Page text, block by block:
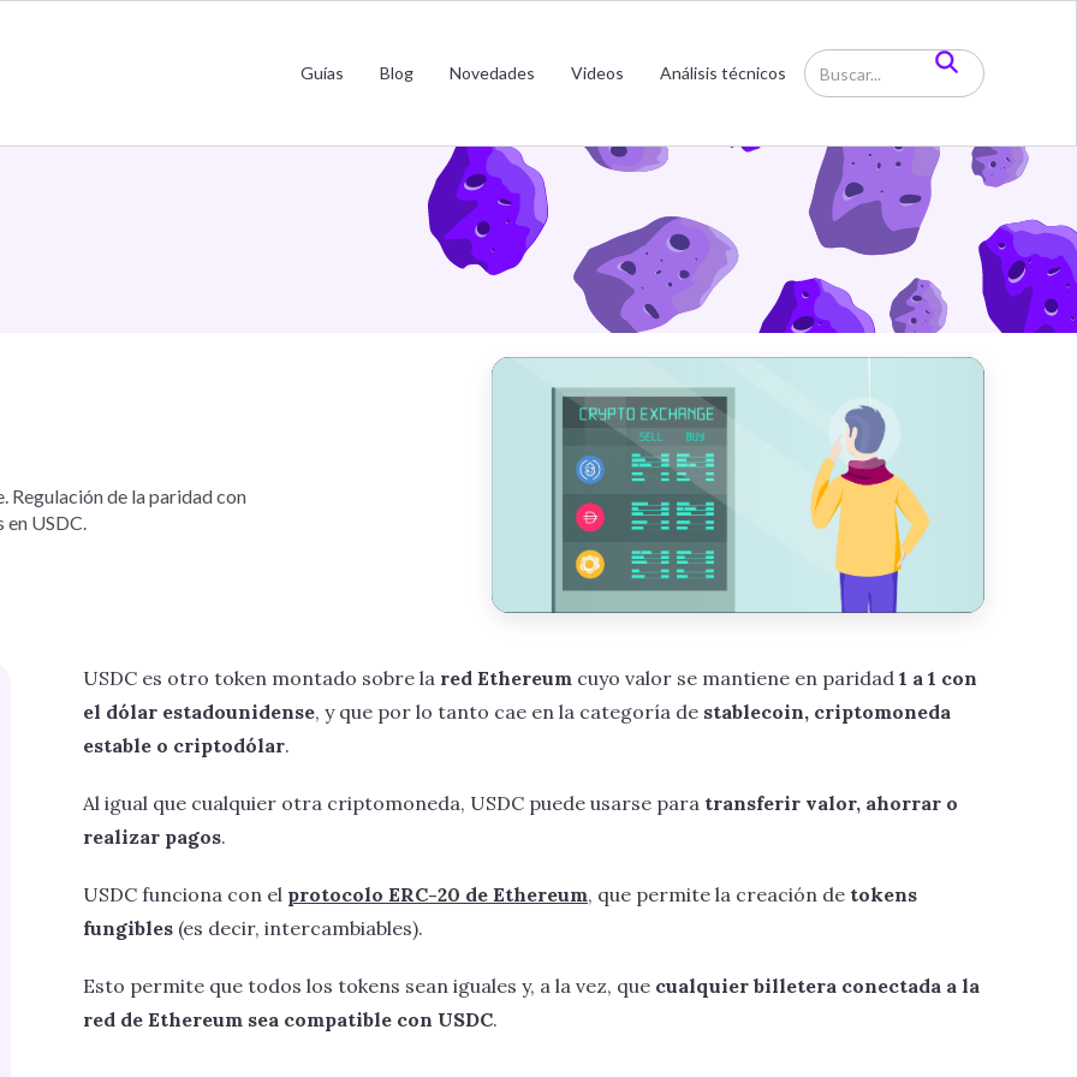
Guías Blog Novedades Videos Análisis técnicos
Regulación de la paridad con
en USDC.
USDC es otro token montado sobre la red Ethereum cuyo valor se mantiene en paridad 1 a 1 con
el dólar estadounidense, y que por lo tanto cae en la categoría de stablecoin, criptomoneda
estable o criptodólar.
Al igual que cualquier otra criptomoneda, USDC puede usarse para transferir valor, ahorrar o
realizar pagos.
USDC funciona con el protocolo ERC-20 de Ethereum, que permite la creación de tokens
fungibles (es decir, intercambiables).
Esto permite que todos los tokens sean iguales y, a la vez, que cualquier billetera conectada a la
red de Ethereum sea compatible con USDC.